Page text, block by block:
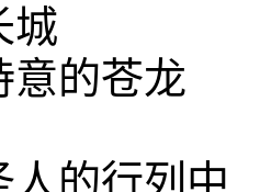
的苍龙
的行列中